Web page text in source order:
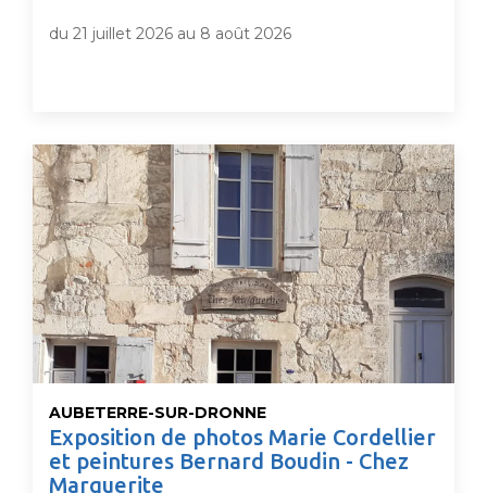
du 21 juillet 2026 au 8 août 2026
AUBETERRE-SUR-DRONNE
Exposition de photos Marie Cordellier
et peintures Bernard Boudin - Chez
Marguerite